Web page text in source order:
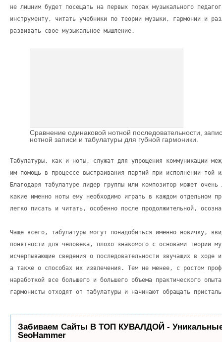
не лишним будет посещать на первых порах музыкального
инструменту, читать учебники по теории музыки, гармонии и
развивать свое музыкальное мышление.
Сравнение одинаковой нотной последовательности,
нотной записи и табулатуры для губной гармоники.
Табулатуры, как и ноты, служат для упрощения коммуникации
им помощь в процессе выстраивания партий при исполнении той
Благодаря табулатуре лидер группы или композитор может
какие именно ноты ему необходимо играть в каждом отдельном
легко писать и читать, особенно после продолжительной,
Чаще всего, табулатуры могут понадобиться именно новичку,
понятности для человека, плохо знакомого с основами теории
исчерпывающие сведения о последовательности звучащих в ходе
а также о способах их извлечения. Тем не менее, с ростом
наработкой все большего и большего объема практического
гармонисты отходят от табулатуры и начинают обращать
Забиваем Сайты В ТОП КУВАЛДОЙ -
SeoHammer